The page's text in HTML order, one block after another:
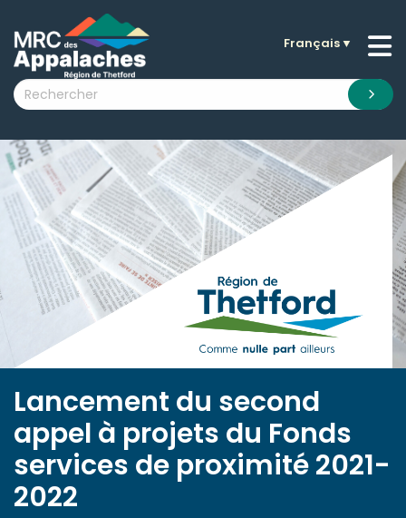
submenu (La MRC )
submenu (Citoyens )
submenu (Visiteurs )
submenu (Nouvelles )
submenu (Documentation )
Français▼
Lancement du second
appel à projets du Fonds
services de proximité 2021-
2022